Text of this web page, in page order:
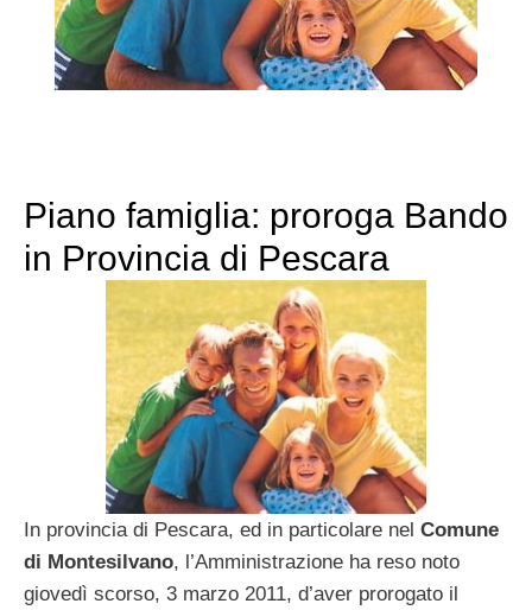
Piano famiglia: proroga Bando
in Provincia di Pescara
In provincia di Pescara, ed in particolare nel Comune
di Montesilvano, l’Amministrazione ha reso noto
giovedì scorso, 3 marzo 2011, d’aver prorogato il